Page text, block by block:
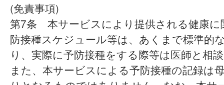
(免責事項)
第7条 本サービスにより提供される健康に
防接種スケジュール等は、あくまで標準的
り、実際に予防接種をする際等は医師と相
また、本サービスによる予防接種の記録は